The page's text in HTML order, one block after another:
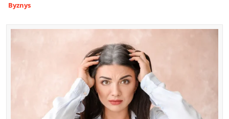
Byznys